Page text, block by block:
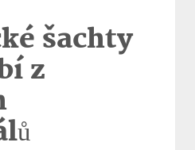
šachty
z